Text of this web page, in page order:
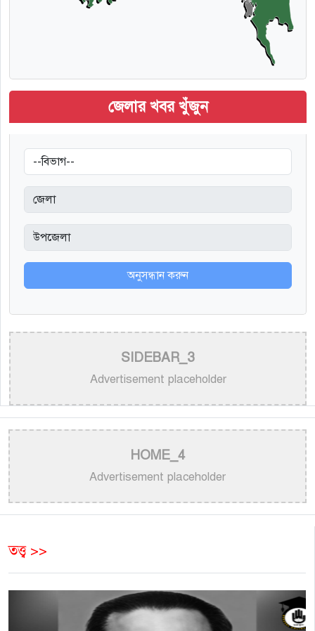
জেলার খবর খুঁজুন
অনুসন্ধান করুন
SIDEBAR_3
Advertisement placeholder
HOME_4
Advertisement placeholder
তত্ত্ব >>